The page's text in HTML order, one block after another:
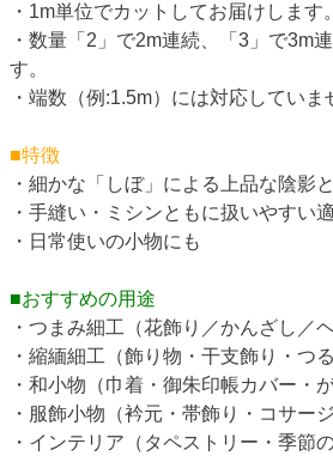
・1m単位でカットしてお届けします。
・数量「2」で2m連続、「3」で3m
す。
・端数（例:1.5m）には対応していま
■特徴
・細かな「しぼ」による上品な陰影
・手縫い・ミシンともに扱いやすい
・日常使いの小物にも
■おすすめの用途
・つまみ細工（花飾り／かんざし／
・縮緬細工（飾り物・干支飾り・つる
・和小物（巾着・御朱印帳カバー・
・服飾小物（衿元・帯飾り・コサー
・インテリア（タペストリー・季節